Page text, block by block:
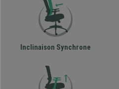
Inclinaison Synchrone